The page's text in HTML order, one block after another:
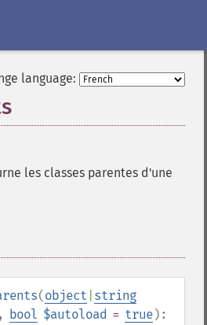
language:
les classes parentes d'une
(object string
, bool $autoload = true):